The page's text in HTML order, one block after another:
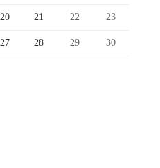
20 21 22 23
27 28 29 30